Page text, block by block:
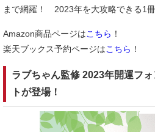
まで網羅！ 2023年を大攻略できる1冊
Amazon商品ページはこちら ！
楽天ブックス予約ページはこちら ！
ラブちゃん監修 2023年開運フ
トが登場！